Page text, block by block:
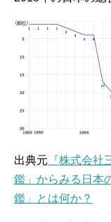
出典元 『株式会
鑑」からみる日
鑑」とは何か？